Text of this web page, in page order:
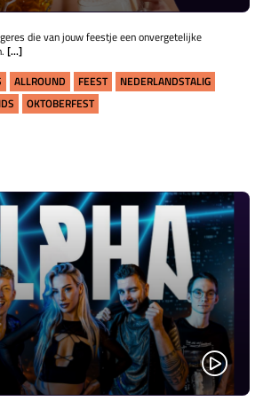
die van jouw feestje een onvergetelijke
[...]
ALLROUND FEEST
NEDERLANDSTALIG
OKTOBERFEST